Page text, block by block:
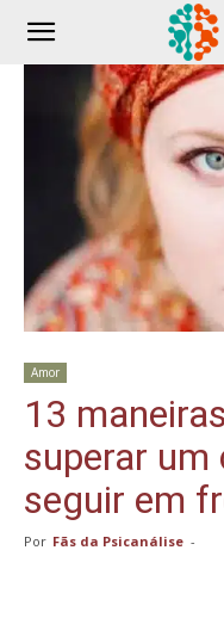
Amor
13
superar um
seguir em
Por Fãs da Psicanálise -